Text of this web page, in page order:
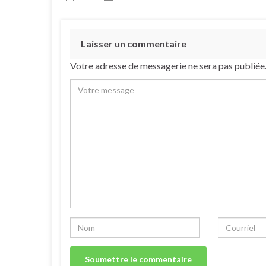
Laisser un commentaire
Votre adresse de messagerie ne sera pas publiée.